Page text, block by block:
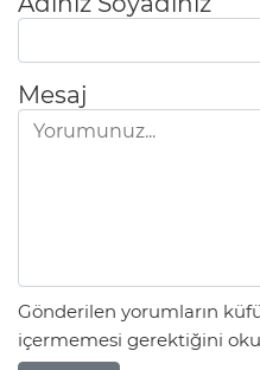
Mesaj
Gönderilen yorumların
içermemesi gerektiğini